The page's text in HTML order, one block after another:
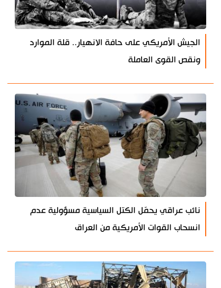
الجيش الأمريكي على حافة الانهيار.. قلة الموارد
ونقص القوى العاملة
نائب عراقي يحمّل الكتل السياسية مسؤولية عدم
انسحاب القوات الأمريكية من العراق